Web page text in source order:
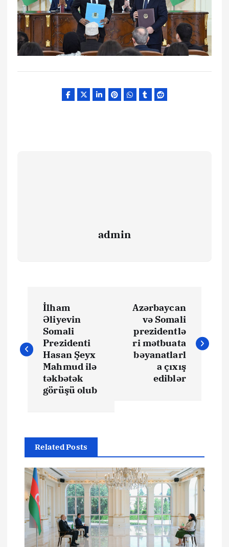
admin
z
q
a
İlham
Əliyevin
Somali
Prezidenti
Hasan Şeyx
Mahmud ilə
təkbətək
görüşü olub
Azərbaycan
və Somali
prezidentlə
ri mətbuata
bəyanatlarl
a çıxış
ediblər
Related Posts